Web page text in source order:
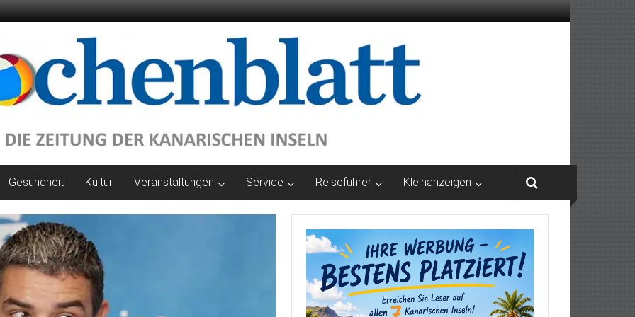
Gesundheit Kultur Veranstaltungen Service Reiseführer Kleinanzeigen